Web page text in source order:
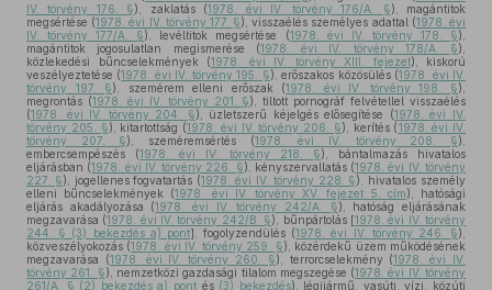
IV. törvény 176. §), zaklatás (1978. évi IV. törvény 176/A. §), magántitok
megsértése (1978. évi IV. törvény 177. §), visszaélés személyes adattal (1978. évi
IV. törvény 177/A. §), levéltitok megsértése (1978. évi IV. törvény 178. §),
magántitok jogosulatlan megismerése (1978. évi IV. törvény 178/A. §),
közlekedési bűncselekmények (1978. évi IV. törvény XIII. fejezet), kiskorú
veszélyeztetése (1978. évi IV. törvény 195. §), erőszakos közösülés (1978. évi IV.
törvény 197. §), szemérem elleni erőszak (1978. évi IV. törvény 198. §),
megrontás (1978. évi IV. törvény 201. §), tiltott pornográf felvétellel visszaélés
(1978. évi IV. törvény 204. §), üzletszerű kéjelgés elősegítése (1978. évi IV.
törvény 205. §), kitartottság (1978. évi IV. törvény 206. §), kerítés (1978. évi IV.
törvény 207. §), szeméremsértés (1978. évi IV. törvény 208. §),
embercsempészés (1978. évi IV. törvény 218. §), bántalmazás hivatalos
eljárásban (1978. évi IV. törvény 226. §), kényszervallatás (1978. évi IV. törvény
227. §), jogellenes fogvatartás (1978. évi IV. törvény 228. §), hivatalos személy
elleni bűncselekmények (1978. évi IV. törvény XV. fejezet 5. cím), hatósági
eljárás akadályozása (1978. évi IV. törvény 242/A. §), hatóság eljárásának
megzavarása (1978. évi IV. törvény 242/B. §), bűnpártolás [1978. évi IV. törvény
244. § (3) bekezdés a) pont], fogolyzendülés (1978. évi IV. törvény 246. §),
közveszélyokozás (1978. évi IV. törvény 259. §), közérdekű üzem működésének
megzavarása (1978. évi IV. törvény 260. §), terrorcselekmény (1978. évi IV.
törvény 261. §), nemzetközi gazdasági tilalom megszegése (1978. évi IV. törvény
261/A. § (2) bekezdés a) pontés (3) bekezdés), légijármű, vasúti, vízi, közúti